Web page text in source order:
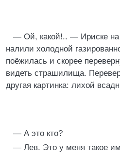
— Ой, какой!.. — Ириске на
налили холодной
поёжилась и скорее
видеть страшилища.
другая картинка: лихой
— А это кто?
— Лев. Это у меня такое